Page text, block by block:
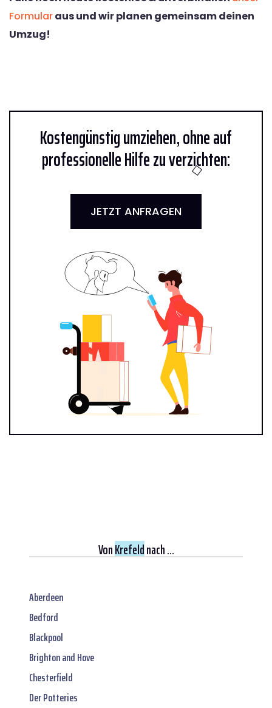
Formularaus und wir planen gemeinsam deinen
Umzug!
Kostengünstig umziehen, ohne auf
professionelle Hilfe zu verzichten:
JETZT ANFRAGEN
VonKrefeldnach ...
Aberdeen
Bedford
Blackpool
Brighton and Hove
Chesterfield
Der Potteries